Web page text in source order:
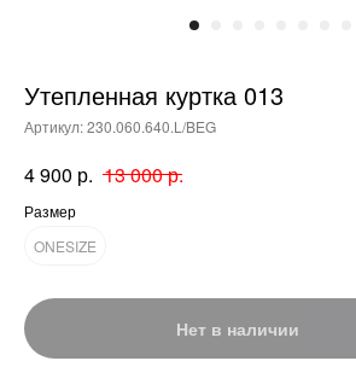
Утепленная куртка 013
Артикул:230.060.640.L/BEG
4 900 р. 13 000р.
Размер
ONESIZE
Нет в наличии